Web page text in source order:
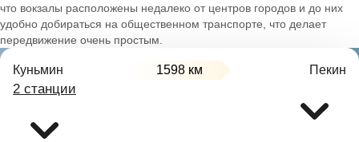
что вокзалы расположены недалеко от центров городов и до них
удобно добираться на общественном транспорте, что делает
передвижение очень простым.
Куньмин 1598 км Пекин
2 станции